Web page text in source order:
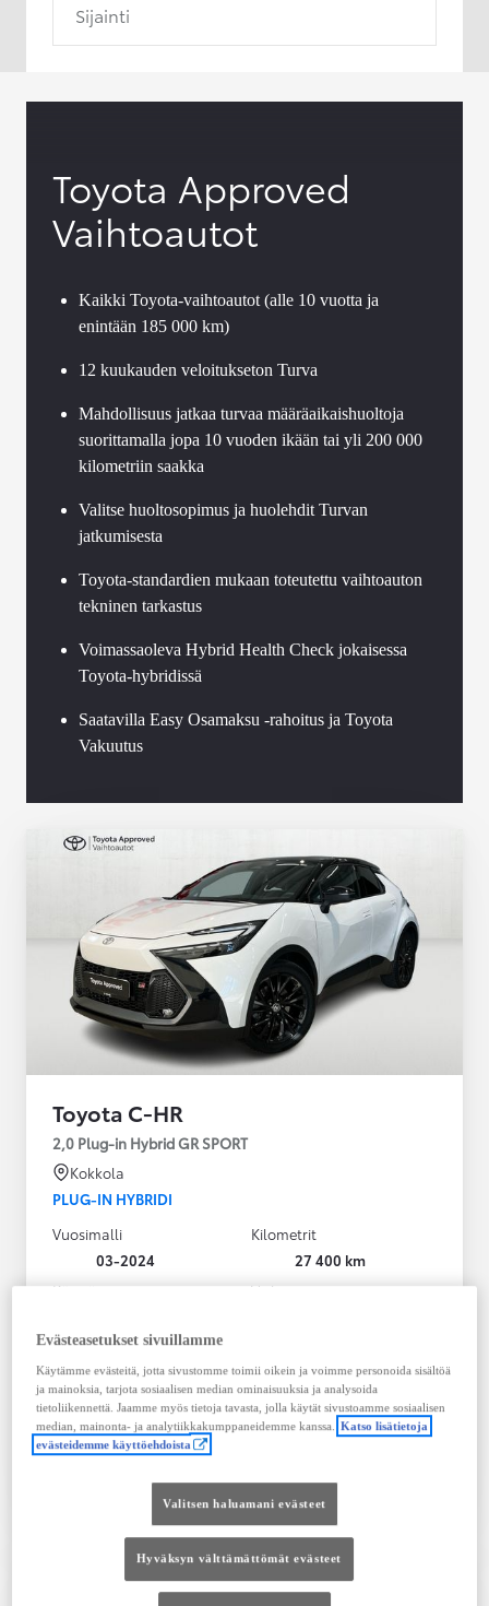
Sijainti
Toyota Approved
Vaihtoautot
Kaikki Toyota-vaihtoautot (alle 10 vuotta ja
enintään 185 000 km)
12 kuukauden veloitukseton Turva
Mahdollisuus jatkaa turvaa määräaikaishuoltoja
suorittamalla jopa 10 vuoden ikään tai yli 200 000
kilometriin saakka
Valitse huoltosopimus ja huolehdit Turvan
jatkumisesta
Toyota-standardien mukaan toteutettu vaihtoauton
tekninen tarkastus
Voimassaoleva Hybrid Health Check jokaisessa
Toyota-hybridissä
Saatavilla Easy Osamaksu -rahoitus ja Toyota
Vakuutus
Toyota C-HR
2,0 Plug-in Hybrid GR SPORT
Kokkola
PLUG-IN HYBRIDI
Vuosimalli
03-2024
Kilometrit
27 400 km
Käyttövoima
Bensiini
Vaihteisto
Näytä lisää
36 900,00 €
Tutustu autoon
Vertaile
Evästeasetukset sivuillamme
Käytämme evästeitä, jotta sivustomme toimii oikein ja voimme personoida sisältöä
ja mainoksia, tarjota sosiaalisen median ominaisuuksia ja analysoida
tietoliikennettä. Jaamme myös tietoja tavasta, jolla käytät sivustoamme sosiaalisen
median, mainonta- ja analytiikkakumppaneidemme kanssa. Katso lisätietoja
evästeidemme käyttöehdoista
Valitsen haluamani evästeet
Hyväksyn välttämättömät evästeet